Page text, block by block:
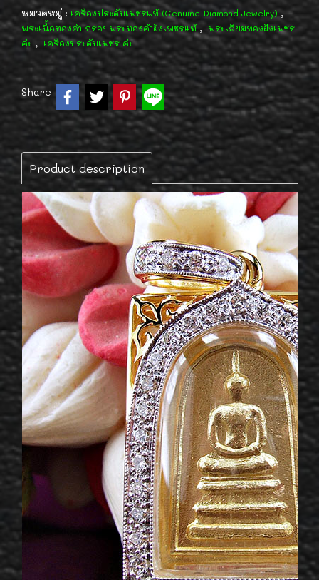
หมวดหมู่ : เครื่องประดับเพชรแท้ (Genuine Diamond Jewelry) ,
พระเนื้อทองคำ กรอบพระทองคำฝังเพชรแท้ , พระเลี่ยมทองฝังเพชร
ค่ะ , เครื่องประดับเพชร ค่ะ
Share
Product description